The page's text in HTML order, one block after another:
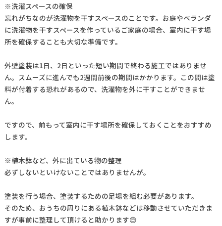
※洗濯スペースの確保
忘れがちなのが洗濯物を干すスペースのことです。お庭やベランダ
に洗濯物を干すスペースを作っているご家庭の場合、室内に干す場
所を確保することも大切な準備です。
外壁塗装は1日、2日といった短い期間で終わる施工ではありませ
ん。スムーズに進んでも2週間前後の期間はかかります。この間は塗
料が付着する恐れがあるので、洗濯物を外に干すことができませ
ん。
ですので、前もって室内に干す場所を確保しておくことをおすすめ
します。
※植木鉢など、外に出ている物の整理
必ずしないといけないことではありませんが。
塗装を行う場合、塗装するための足場を組む必要があります。
そのため、おうちの周りにある植木鉢などは移動させていただきま
すが事前に整理して頂けると助かります😊